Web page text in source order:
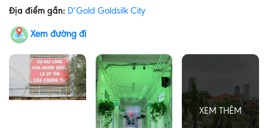
Địa điểm gần: D’Gold Goldsilk City
Xem đường đi